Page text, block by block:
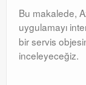
Bu makalede,
uygulamayı
bir servis
inceleyeceğiz.